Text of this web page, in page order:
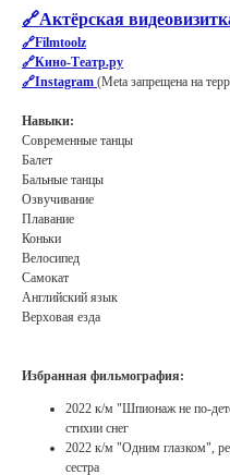
🔗Актёрская
🔗Filmtoolz
🔗Кино-Театр.ру
🔗Instagram (Meta запрещена на
Навыки:
Современные танцы
Балет
Бальные танцы
Озвучивание
Плавание
Коньки
Велосипед
Самокат
Английский язык
Верховая езда
Избранная фильмография:
2022 к/м "Шпионаж не по-
стихии снег
2022 к/м "Одним глазком",
сестра